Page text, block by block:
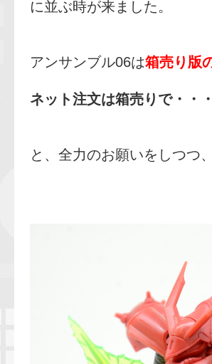
に並ぶ時が来ました。
アンサンブル06は箱売り版
ネット注文は箱売りで・・・
と、全力のお願いをしつつ